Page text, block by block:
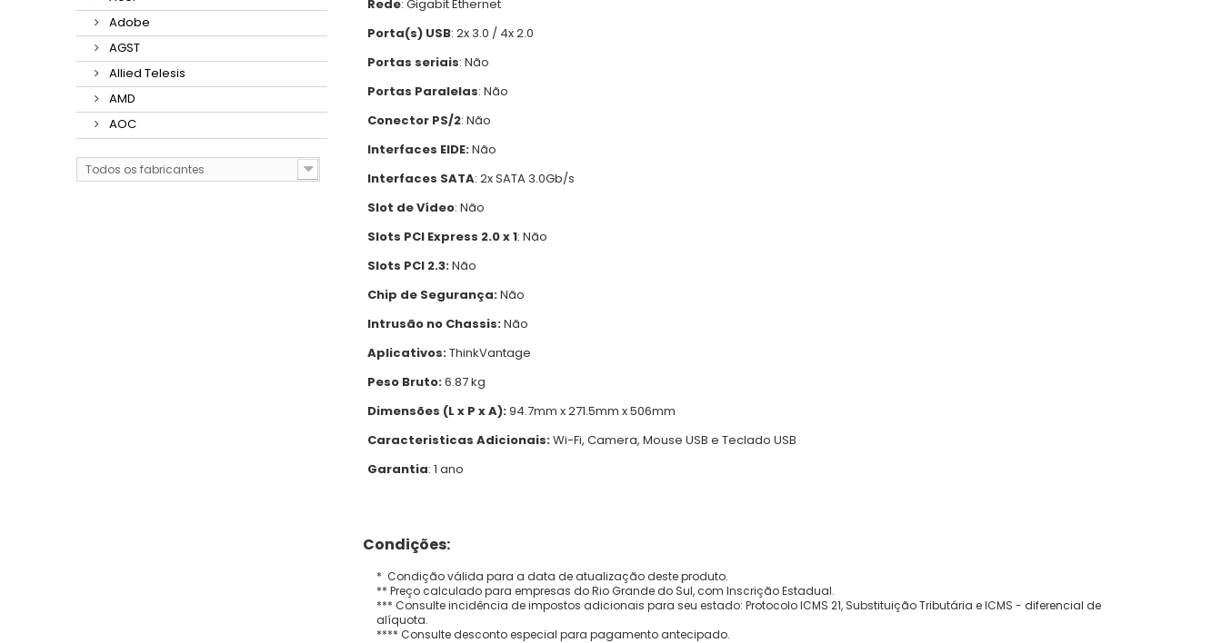
Adobe
AGST
Allied Telesis
AMD
AOC
Todos os fabricantes
Rede: Gigabit Ethernet
Porta(s) USB: 2x 3.0 / 4x 2.0
Portas seriais: Não
Portas Paralelas: Não
Conector PS/2: Não
Interfaces EIDE:Não
Interfaces SATA: 2x SATA 3.0Gb/s
Slot de Vídeo: Não
Slots PCI Express 2.0 x 1: Não
Slots PCI 2.3:Não
Chip de Segurança:Não
Intrusão no Chassis:Não
Aplicativos:ThinkVantage
Peso Bruto:6.87 kg
Dimensões (L x P x A):94.7mm x 271.5mm x 506mm
Caracteristicas Adicionais:Wi-Fi, Camera, Mouse USB e Teclado USB
Garantia: 1 ano
Condições:
* Condição válida para a data de atualização deste produto.
** Preço calculado para empresas do Rio Grande do Sul, com Inscrição Estadual.
*** Consulte incidência de impostos adicionais para seu estado: Protocolo ICMS 21, Substituição Tributária e ICMS - diferencial de
alíquota.
**** Consulte desconto especial para pagamento antecipado.